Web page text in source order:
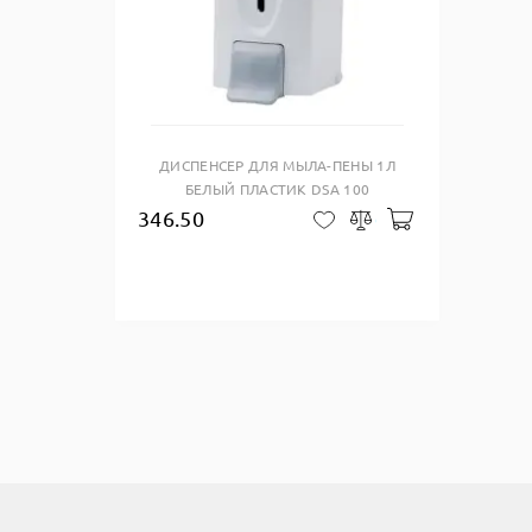
Купить в один клик
ДИСПЕНСЕР ДЛЯ МЫЛА-ПЕНЫ 1Л
БЕЛЫЙ ПЛАСТИК DSA 100
346.50 В закладки
Сравнить